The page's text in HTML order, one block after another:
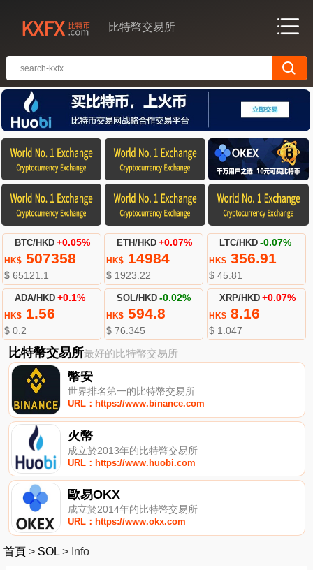
比特幣交易所
BTC/HKD +0.05%
HK$507358
$ 65121.1
ETH/HKD +0.07%
HK$ 14984
$ 1923.22
LTC/HKD -0.07%
HK$356.91
$ 45.81
ADA/HKD +0.1%
HK$1.56
$ 0.2
SOL/HKD -0.02%
HK$ 594.8
$ 76.345
XRP/HKD +0.07%
HK$8.16
$ 1.047
比特幣交易所最好的比特幣交易所
幣安
世界排名第一的比特幣交易所
URL：https://www.binance.com
火幣
成立於2013年的比特幣交易所
URL：https://www.huobi.com
歐易OKX
成立於2014年的比特幣交易所
URL：https://www.okx.com
首頁 > SOL > Info